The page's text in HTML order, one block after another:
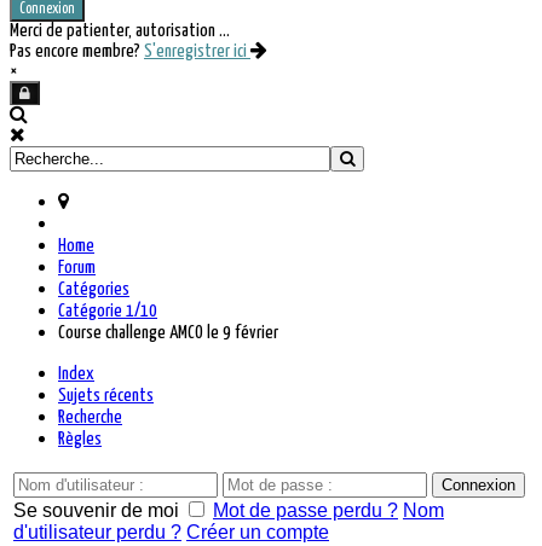
Connexion
Merci de patienter, autorisation ...
Pas encore membre? S'enregistrer ici
×
Home
Forum
Catégories
Catégorie 1/10
Course challenge AMCO le 9 février
Index
Sujets récents
Recherche
Règles
Se souvenir de moi Mot de passe perdu ? Nom
d'utilisateur perdu ? Créer un compte